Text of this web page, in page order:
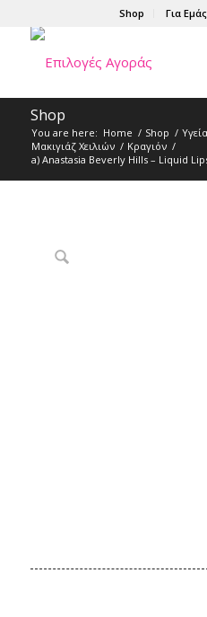
Shop Για Εμάς
Shop
You are here: Home / Shop /
Μακιγιάζ Χειλιών / Κραγιόν /
a) Anastasia Beverly Hills – Liquid